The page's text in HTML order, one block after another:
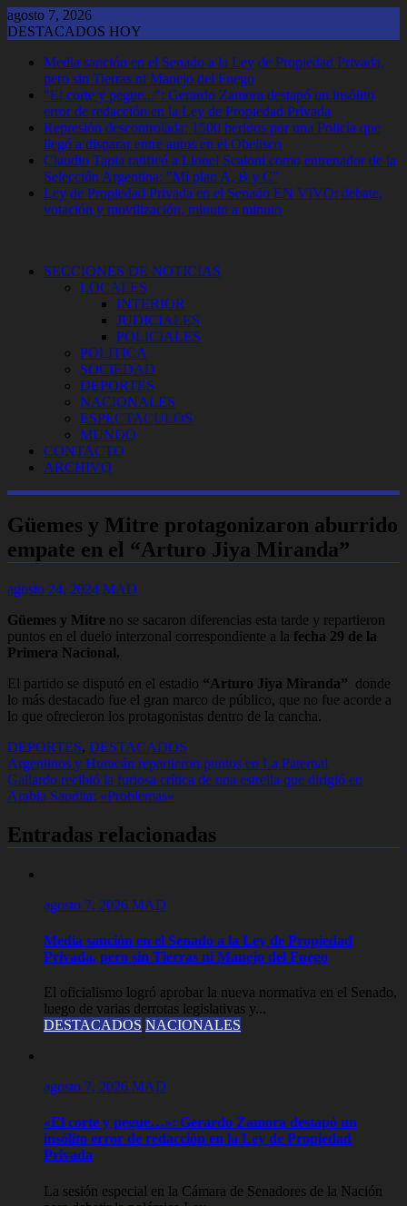
Saltar
al
agosto 7, 2026
DESTACADOS HOY
Media sanción en el Senado a la Ley de Propiedad Privada,
pero sin Tierras ni Manejo del Fuego
"El corte y pegue...": Gerardo Zamora destapó un insólito
error de redacción en la Ley de Propiedad Privada
Represión descontrolada: 1500 heridos por una Policía que
llegó a disparar entre autos en el Obelisco
Claudio Tapia ratificó a Lionel Scaloni como entrenador de la
Selección Argentina: "Mi plan A, B y C"
Ley de Propiedad Privada en el Senado EN VIVO: debate,
votación y movilización, minuto a minuto
SECCIONES DE NOTICIAS
LOCALES
INTERIOR
JUDICIALES
POLICIALES
POLITICA
SOCIEDAD
DEPORTES
NACIONALES
ESPECTACULOS
MUNDO
CONTACTO
ARCHIVO
Güemes y Mitre protagonizaron aburrido
empate en el “Arturo Jiya Miranda”
agosto 24, 2024 MAD
Güemes y Mitre no se sacaron diferencias esta tarde y repartieron
puntos en el duelo interzonal correspondiente a la fecha 29 de la
Primera Nacional.
El partido se disputó en el estadio “Arturo Jiya Miranda” donde
lo más destacado fue el gran marco de público, que no fue acorde a
lo que ofrecieron los protagonistas dentro de la cancha.
DEPORTES, DESTACADOS
Navegación
de
Argentinos y Huracán repartieron puntos en La Paternal
Gallardo recibió la furiosa crítica de una estrella que dirigió en
Arabia Saudita: «Problemas»
Entradas relacionadas
agosto 7, 2026 MAD
Media sanción en el Senado a la Ley de Propiedad
Privada, pero sin Tierras ni Manejo del Fuego
El oficialismo logró aprobar la nueva normativa en el Senado,
luego de varias derrotas legislativas y...
DESTACADOS NACIONALES
agosto 7, 2026 MAD
«El corte y pegue…»: Gerardo Zamora destapó un
insólito error de redacción en la Ley de Propiedad
Privada
La sesión especial en la Cámara de Senadores de la Nación